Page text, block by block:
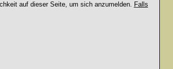
auf dieser Seite, um sich anzumelden. Falls